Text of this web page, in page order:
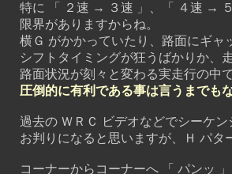
特に 「 ２速 → ３速 」、「 ４速 → ５
限界がありますからね。
横Ｇ がかかっていたり、路面にギャ
シフトタイミングが狂うばかりか、
路面状況が刻々と変わる実走行の中で
圧倒的に有利である事は言うまでも
過去の ＷＲＣ ビデオなどでシーケン
お判りになると思いますが、Ｈ パタ
コーナーからコーナーへ 「 パンッ 」